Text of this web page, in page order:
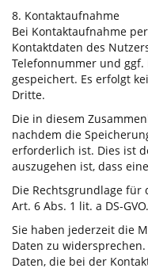
8. Kontaktaufnahme
Bei Kontaktaufnahme
Kontaktdaten des
Telefonnummer und ggf.
gespeichert. Es erfolgt
Dritte.
Die in diesem
nachdem die
erforderlich ist. Dies ist
auszugehen ist, dass
Die Rechtsgrundlage
Art. 6 Abs. 1 lit. a DS-GVO.
Sie haben jederzeit die
Daten zu
Daten, die bei der